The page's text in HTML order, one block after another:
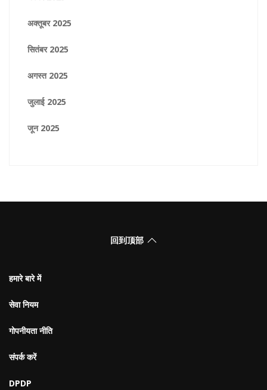
अक्तूबर 2025
सितंबर 2025
अगस्त 2025
जुलाई 2025
जून 2025
回到顶部
हमारे बारे में
सेवा नियम
गोपनीयता नीति
संपर्क करें
DPDP